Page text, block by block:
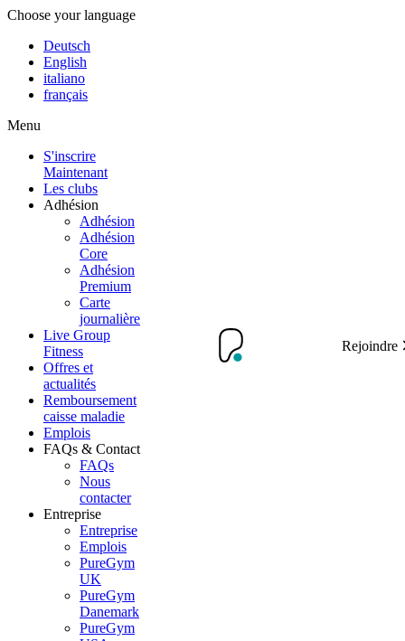
Choose your language
Deutsch
English
italiano
français
Menu
S'inscrire
Maintenant
Les clubs
Adhésion
Adhésion
Adhésion
Core
Adhésion
Premium
Carte
journalière
Live Group
Fitness
Offres et
actualités
Remboursement
caisse maladie
Emplois
FAQs & Contact
FAQs
Nous
contacter
Entreprise
Entreprise
Emplois
PureGym
UK
PureGym
Danemark
PureGym
Rejoindre